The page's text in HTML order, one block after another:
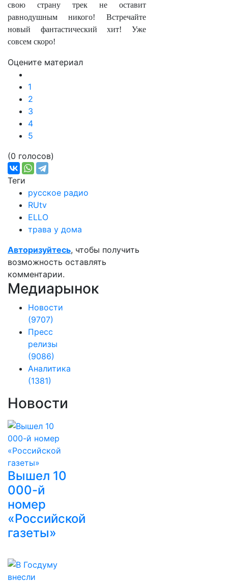
свою страну трек не оставит
равнодушным никого! Встречайте
новый фантастический хит! Уже
совсем скоро!
Оцените материал
1
2
3
4
5
(0 голосов)
Теги
русское радио
RUtv
ELLO
трава у дома
Авторизуйтесь, чтобы получить
возможность оставлять
комментарии.
Медиарынок
Новости
(9707)
Пресс
релизы
(9086)
Аналитика
(1381)
Новости
Вышел 10
000-й
номер
«Российской
газеты»